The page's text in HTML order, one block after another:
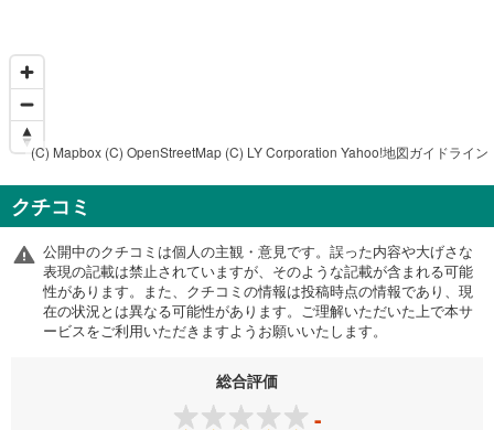
(C) Mapbox (C) OpenStreetMap (C) LY Corporation Yahoo!地図ガイドライン
クチコミ
公開中のクチコミは個人の主観・意見です。誤った内容や大げさな
表現の記載は禁止されていますが、そのような記載が含まれる可能
性があります。また、クチコミの情報は投稿時点の情報であり、現
在の状況とは異なる可能性があります。ご理解いただいた上で本サ
ービスをご利用いただきますようお願いいたします。
総合評価
-